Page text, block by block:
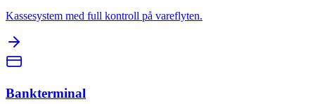
Kassesystem med full kontroll på vareflyten.
Bankterminal